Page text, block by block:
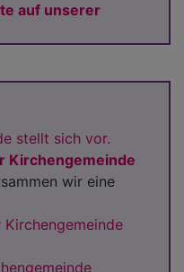
auf unserer
stellt sich vor.
Kirchengemeinde
wir eine